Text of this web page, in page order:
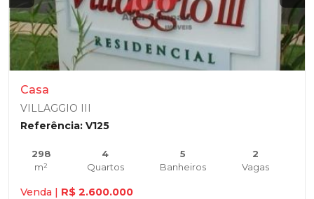
Casa
VILLAGGIO III
Referência: V125
298
m²
4
Quartos
5
Banheiros
2
Vagas
Venda | R$ 2.600.000